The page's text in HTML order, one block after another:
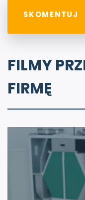
FILMY
FIRMĘ